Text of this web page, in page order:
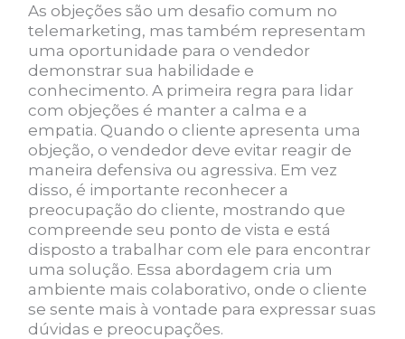
As objeções são um desafio comum no
telemarketing, mas também representam
uma oportunidade para o vendedor
demonstrar sua habilidade e
conhecimento. A primeira regra para lidar
com objeções é manter a calma e a
empatia. Quando o cliente apresenta uma
objeção, o vendedor deve evitar reagir de
maneira defensiva ou agressiva. Em vez
disso, é importante reconhecer a
preocupação do cliente, mostrando que
compreende seu ponto de vista e está
disposto a trabalhar com ele para encontrar
uma solução. Essa abordagem cria um
ambiente mais colaborativo, onde o cliente
se sente mais à vontade para expressar suas
dúvidas e preocupações.